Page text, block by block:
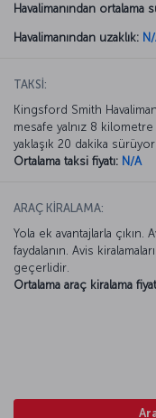
Havalimanından ortalama
Havalimanından uzaklık:
TAKSİ:
Kingsford Smith
mesafe yalnız 8
yaklaşık 20 dakika sürüyor
Ortalama taksi fiyatı: N/A
ARAÇ KİRALAMA:
Yola ek avantajlarla çıkın.
faydalanın. Avis
geçerlidir.
Ortalama araç kiralama